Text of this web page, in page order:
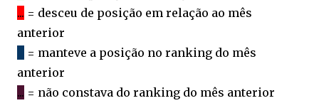
... = desceu de posição em relação ao mês
anterior
= manteve a posição no ranking do mês
anterior
... = não constava do ranking do mês anterior